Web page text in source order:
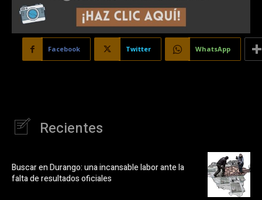
Facebook Twitter WhatsApp
Recientes
Buscar en Durango: una incansable labor ante la
falta de resultados oficiales